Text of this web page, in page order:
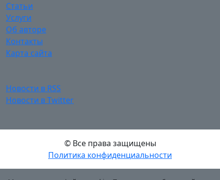
Статьи
Услуги
Об авторе
Контакты
Карта сайта
Новости в RSS
Новости в Twitter
© Все права защищены
Политика конфиденциальности